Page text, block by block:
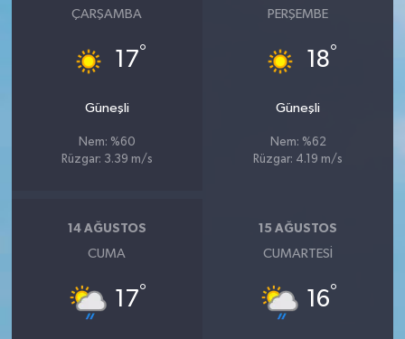
ÇARŞAMBA
17°
Güneşli
Nem: %60
Rüzgar: 3.39 m/s
PERŞEMBE
18°
Güneşli
Nem: %62
Rüzgar: 4.19 m/s
14 AĞUSTOS
CUMA
17°
15 AĞUSTOS
CUMARTESI
16°